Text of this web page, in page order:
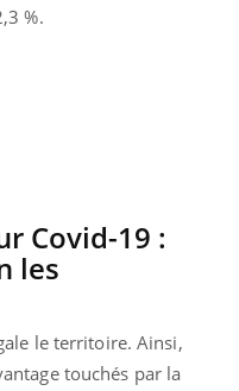
%.
Covid-19 :
les
le territoire. Ainsi,
touchés par la